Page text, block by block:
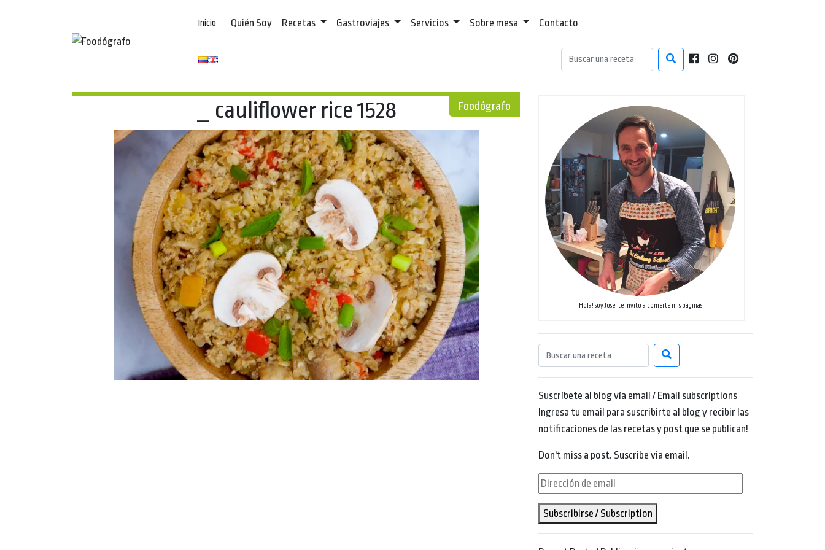
Inicio Quién Soy Recetas Gastroviajes Servicios Sobre mesa Contacto
Foodógrafo
_ cauliflower rice 1528
Hola! soy Jose! te invito a comerte mis páginas!
Suscríbete al blog vía email / Email subscriptions
Ingresa tu email para suscribirte al blog y recibir las
notificaciones de las recetas y post que se publican!
Don't miss a post. Suscribe via email.
Dirección
de
email
Subscribirse / Subscription